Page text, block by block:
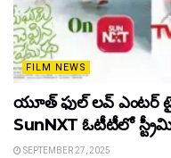
FILM NEWS
యూత్ ఫుల్ లవ్ ఎంటర్
SunNXT ఓటీటీలో
SEPTEMBER 27, 2025